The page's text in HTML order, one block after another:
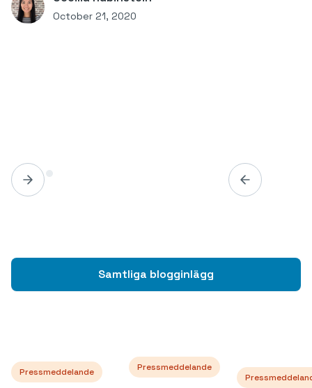
October 21, 2020
Samtliga blogginlägg
Pressmeddelande Pressmeddelande